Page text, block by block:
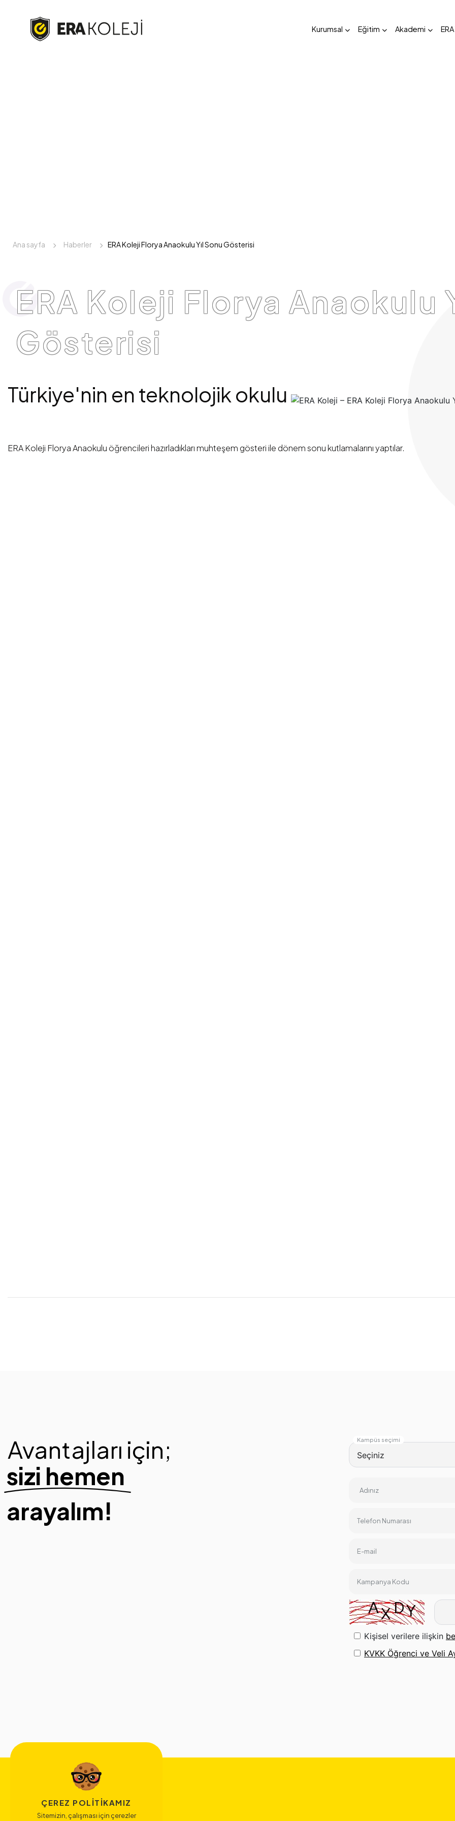
Kurumsal Eğitim Akademi
Ana sayfa Haberler ERA Koleji Florya Anaokulu Yıl Sonu Gösterisi
ERA Koleji Florya Anaokulu
Gösterisi
Türkiye'nin en teknolojik okulu
ERA Koleji Florya Anaokulu öğrencileri hazırladıkları muhteşem gösteri ile dönem sonu kutlamalarını yaptılar.
Avantajları için;
sizi hemen
arayalım!
Kampüs seçimi
Adınız
Telefon Numarası
E-mail
Kampanya Kodu
Kişisel verilere ilişkin
KVKK Öğrenci ve Veli
ÇEREZ POLITIKAMIZ
Sitemizin, çalışması için çerezler